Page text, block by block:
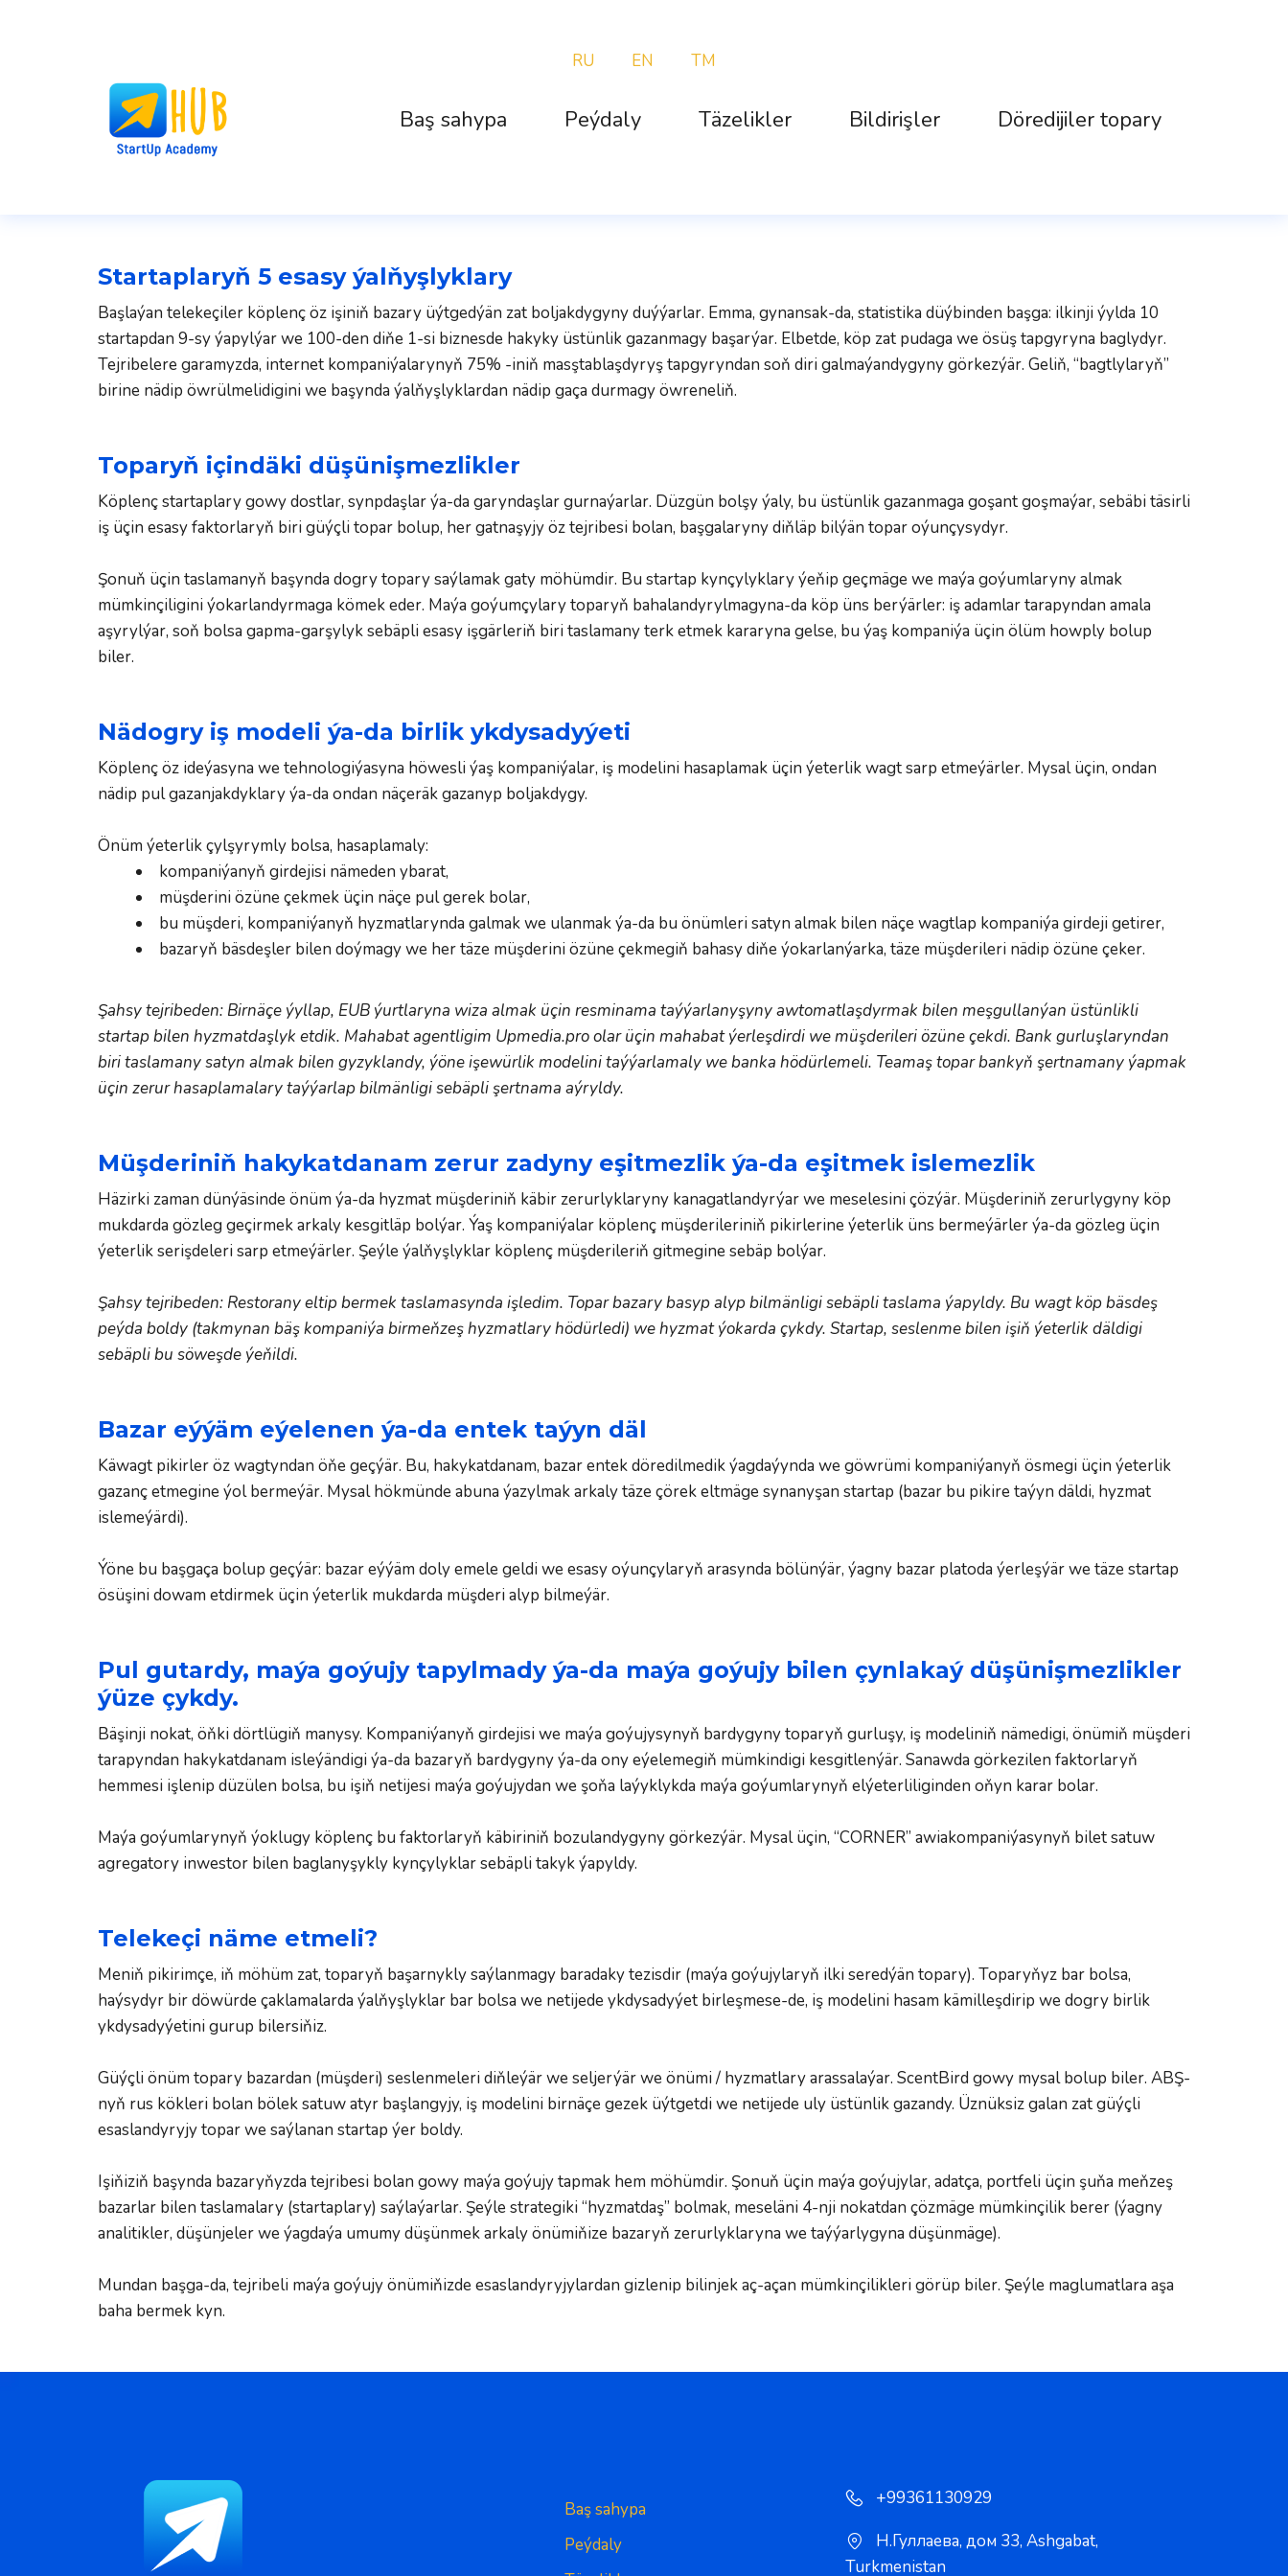
RU EN TM
Baş sahypa Peýdaly Täzelikler Bildirişler Döredijiler topary
Startaplaryň 5 esasy ýalňyşlyklary
Başlaýan telekeçiler köplenç öz işiniň bazary üýtgedýän zat boljakdygyny duýýarlar. Emma, ​​gynansak-da, statistika düýbinden başga: ilkinji ýylda 10
startapdan 9-sy ýapylýar we 100-den diňe 1-si biznesde hakyky üstünlik gazanmagy başarýar. Elbetde, köp zat pudaga we ösüş tapgyryna baglydyr.
Tejribelere garamyzda, internet kompaniýalarynyň 75% -iniň masştablaşdyryş tapgyryndan soň diri galmaýandygyny görkezýär. Geliň, “bagtlylaryň”
birine nädip öwrülmelidigini we başynda ýalňyşlyklardan nädip gaça durmagy öwreneliň.
Toparyň içindäki düşünişmezlikler
Köplenç startaplary gowy dostlar, synpdaşlar ýa-da garyndaşlar gurnaýarlar. Düzgün bolşy ýaly, bu üstünlik gazanmaga goşant goşmaýar, sebäbi täsirli
iş üçin esasy faktorlaryň biri güýçli topar bolup, her gatnaşyjy öz tejribesi bolan, başgalaryny diňläp bilýän topar oýunçysydyr.
Şonuň üçin taslamanyň başynda dogry topary saýlamak gaty möhümdir. Bu startap kynçylyklary ýeňip geçmäge we maýa goýumlaryny almak
mümkinçiligini ýokarlandyrmaga kömek eder. Maýa goýumçylary toparyň bahalandyrylmagyna-da köp üns berýärler: iş adamlar tarapyndan amala
aşyrylýar, soň bolsa gapma-garşylyk sebäpli esasy işgärleriň biri taslamany terk etmek kararyna gelse, bu ýaş kompaniýa üçin ölüm howply bolup
biler.
Nädogry iş modeli ýa-da birlik ykdysadyýeti
Köplenç öz ideýasyna we tehnologiýasyna höwesli ýaş kompaniýalar, iş modelini hasaplamak üçin ýeterlik wagt sarp etmeýärler. Mysal üçin, ondan
nädip pul gazanjakdyklary ýa-da ondan näçeräk gazanyp boljakdygy.
Önüm ýeterlik çylşyrymly bolsa, hasaplamaly:
kompaniýanyň girdejisi nämeden ybarat,
müşderini özüne çekmek üçin näçe pul gerek bolar,
bu müşderi, kompaniýanyň hyzmatlarynda galmak we ulanmak ýa-da bu önümleri satyn almak bilen näçe wagtlap kompaniýa girdeji getirer,
bazaryň bäsdeşler bilen doýmagy we her täze müşderini özüne çekmegiň bahasy diňe ýokarlanýarka, täze müşderileri nädip özüne çeker.
Şahsy tejribeden: Birnäçe ýyllap, EUB ýurtlaryna wiza almak üçin resminama taýýarlanyşyny awtomatlaşdyrmak bilen meşgullanýan üstünlikli
startap bilen hyzmatdaşlyk etdik. Mahabat agentligim Upmedia.pro olar üçin mahabat ýerleşdirdi we müşderileri özüne çekdi. Bank gurluşlaryndan
biri taslamany satyn almak bilen gyzyklandy, ýöne işewürlik modelini taýýarlamaly we banka hödürlemeli. Teamaş topar bankyň şertnamany ýapmak
üçin zerur hasaplamalary taýýarlap bilmänligi sebäpli şertnama aýryldy.
Müşderiniň hakykatdanam zerur zadyny eşitmezlik ýa-da eşitmek islemezlik
Häzirki zaman dünýäsinde önüm ýa-da hyzmat müşderiniň käbir zerurlyklaryny kanagatlandyrýar we meselesini çözýär. Müşderiniň zerurlygyny köp
mukdarda gözleg geçirmek arkaly kesgitläp bolýar. Ýaş kompaniýalar köplenç müşderileriniň pikirlerine ýeterlik üns bermeýärler ýa-da gözleg üçin
ýeterlik serişdeleri sarp etmeýärler. Şeýle ýalňyşlyklar köplenç müşderileriň gitmegine sebäp bolýar.
Şahsy tejribeden: Restorany eltip bermek taslamasynda işledim. Topar bazary basyp alyp bilmänligi sebäpli taslama ýapyldy. Bu wagt köp bäsdeş
peýda boldy (takmynan bäş kompaniýa birmeňzeş hyzmatlary hödürledi) we hyzmat ýokarda çykdy. Startap, seslenme bilen işiň ýeterlik däldigi
sebäpli bu söweşde ýeňildi.
Bazar eýýäm eýelenen ýa-da entek taýyn däl
Käwagt pikirler öz wagtyndan öňe geçýär. Bu, hakykatdanam, bazar entek döredilmedik ýagdaýynda we göwrümi kompaniýanyň ösmegi üçin ýeterlik
gazanç etmegine ýol bermeýär. Mysal hökmünde abuna ýazylmak arkaly täze çörek eltmäge synanyşan startap (bazar bu pikire taýyn däldi, hyzmat
islemeýärdi).
Ýöne bu başgaça bolup geçýär: bazar eýýäm doly emele geldi we esasy oýunçylaryň arasynda bölünýär, ýagny bazar platoda ýerleşýär we täze startap
ösüşini dowam etdirmek üçin ýeterlik mukdarda müşderi alyp bilmeýär.
Pul gutardy, maýa goýujy tapylmady ýa-da maýa goýujy bilen çynlakaý düşünişmezlikler
ýüze çykdy.
Bäşinji nokat, öňki dörtlügiň manysy. Kompaniýanyň girdejisi we maýa goýujysynyň bardygyny toparyň gurluşy, iş modeliniň nämedigi, önümiň müşderi
tarapyndan hakykatdanam isleýändigi ýa-da bazaryň bardygyny ýa-da ony eýelemegiň mümkindigi kesgitlenýär. Sanawda görkezilen faktorlaryň
hemmesi işlenip düzülen bolsa, bu işiň netijesi maýa goýujydan we şoňa laýyklykda maýa goýumlarynyň elýeterliliginden oňyn karar bolar.
Maýa goýumlarynyň ýoklugy köplenç bu faktorlaryň käbiriniň bozulandygyny görkezýär. Mysal üçin, “CORNER” awiakompaniýasynyň bilet satuw
agregatory inwestor bilen baglanyşykly kynçylyklar sebäpli takyk ýapyldy.
Telekeçi näme etmeli?
Meniň pikirimçe, iň möhüm zat, toparyň başarnykly saýlanmagy baradaky tezisdir (maýa goýujylaryň ilki seredýän topary). Toparyňyz bar bolsa,
haýsydyr bir döwürde çaklamalarda ýalňyşlyklar bar bolsa we netijede ykdysadyýet birleşmese-de, iş modelini hasam kämilleşdirip we dogry birlik
ykdysadyýetini gurup bilersiňiz.
Güýçli önüm topary bazardan (müşderi) seslenmeleri diňleýär we seljerýär we önümi / hyzmatlary arassalaýar. ScentBird gowy mysal bolup biler. ABŞ-
nyň rus kökleri bolan bölek satuw atyr başlangyjy, iş modelini birnäçe gezek üýtgetdi we netijede uly üstünlik gazandy. Üznüksiz galan zat güýçli
esaslandyryjy topar we saýlanan startap ýer boldy.
Işiňiziň başynda bazaryňyzda tejribesi bolan gowy maýa goýujy tapmak hem möhümdir. Şonuň üçin maýa goýujylar, adatça, portfeli üçin şuňa meňzeş
bazarlar bilen taslamalary (startaplary) saýlaýarlar. Şeýle strategiki “hyzmatdaş” bolmak, meseläni 4-nji nokatdan çözmäge mümkinçilik berer (ýagny
analitikler, düşünjeler we ýagdaýa umumy düşünmek arkaly önümiňize bazaryň zerurlyklaryna we taýýarlygyna düşünmäge).
Mundan başga-da, tejribeli maýa goýujy önümiňizde esaslandyryjylardan gizlenip bilinjek aç-açan mümkinçilikleri görüp biler. Şeýle maglumatlara aşa
baha bermek kyn.
Baş sahypa
Peýdaly
+99361130929
Н.Гуллаева, дом 33, Ashgabat,
Turkmenistan